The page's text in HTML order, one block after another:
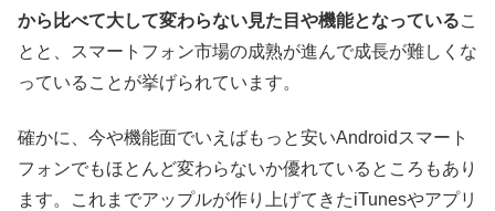
から比べて大して変わらない見た目や機能となっているこ
とと、スマートフォン市場の成熟が進んで成長が難しくな
っていることが挙げられています。
確かに、今や機能面でいえばもっと安いAndroidスマート
フォンでもほとんど変わらないか優れているところもあり
ます。これまでアップルが作り上げてきたiTunesやアプリ